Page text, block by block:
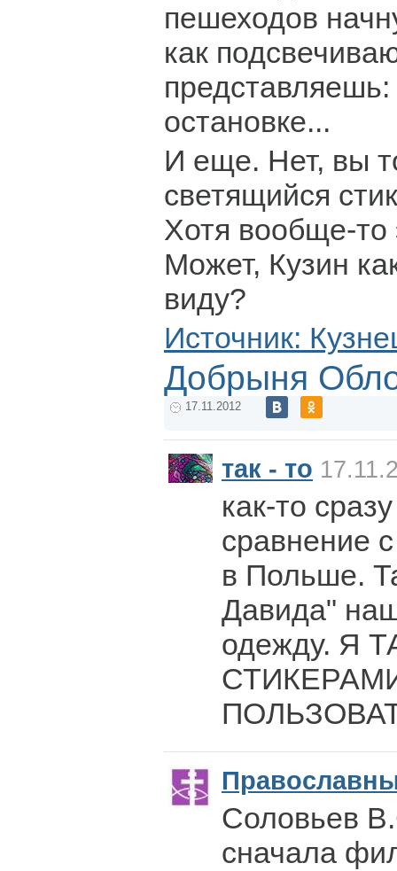
пешеходов
как
представляешь:
остановке...
И еще. Нет, вы
светящийся
Хотя вообще-то
Может, Кузин
виду?
Источник:
Добрыня
17.11.2012
так - то
как-то
сравнение
в Польше.
Давида"
одежду. Я
Соловьев
сначала